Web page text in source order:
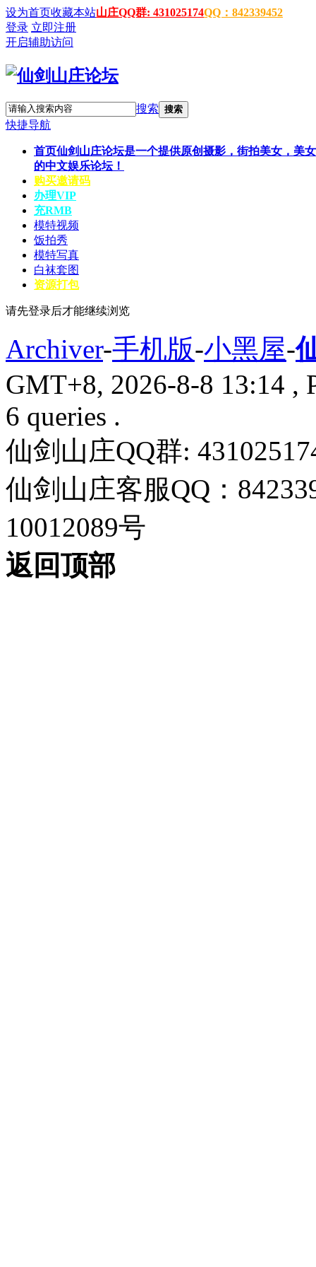
设为首页收藏本站山庄QQ群: 431025174QQ：842339452
登录 立即注册
开启辅助访问
搜索 搜索
快捷导航
首页仙剑山庄论坛是一个提供原创摄影，街拍美女，美
的中文娱乐论坛！
购买邀请码
办理VIP
充RMB
模特视频
饭拍秀
模特写真
白袜套图
资源打包
请先登录后才能继续浏览
Archiver-手机版-小黑屋-
GMT+8, 2026-8-8 13:14 ,
6 queries .
仙剑山庄QQ群:
仙剑山庄客服QQ：
10012089号
返回顶部